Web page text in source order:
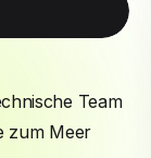
Team
zum Meer